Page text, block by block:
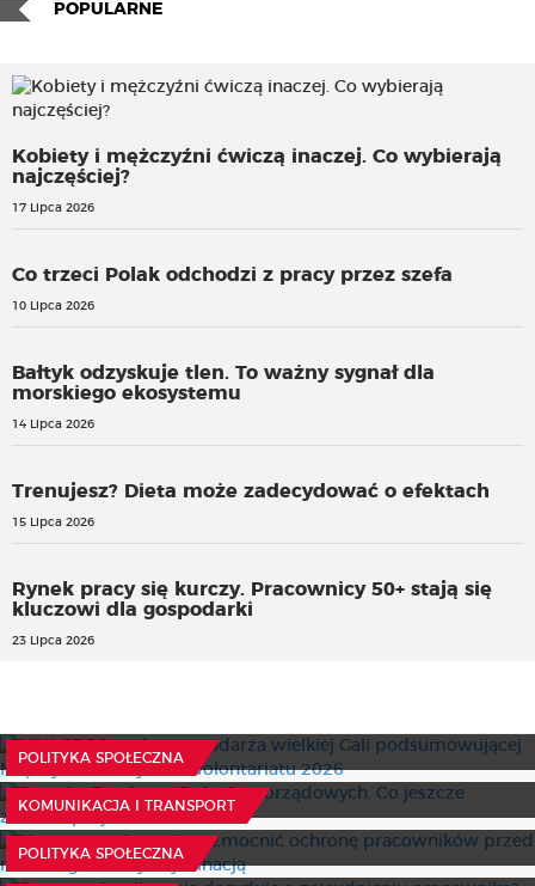
POPULARNE
Kobiety i mężczyźni ćwiczą inaczej. Co wybierają
najczęściej?
17 Lipca 2026
Co trzeci Polak odchodzi z pracy przez szefa
10 Lipca 2026
Bałtyk odzyskuje tlen. To ważny sygnał dla
morskiego ekosystemu
14 Lipca 2026
Trenujesz? Dieta może zadecydować o efektach
15 Lipca 2026
Rynek pracy się kurczy. Pracownicy 50+ stają się
kluczowi dla gospodarki
23 Lipca 2026
POLITYKA SPOŁECZNA
7 Sierpnia 2026
KOMUNIKACJA I TRANSPORT
Powrót „Funduszu Dróg Samorządowych. Co jeszcze
24 Lipca 2026
POLITYKA SPOŁECZNA
Nowe przepisy mają wzmocnić ochronę pracowników
przed mobbingiem i dyskryminacją
7 Sierpnia 2026
Sztuczna inteligencja decyduje o zatrudnieniu
pracownika? Prezes UODO zwraca uwagę na potencjalne